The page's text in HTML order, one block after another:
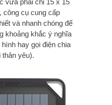
vừa phải chỉ 15 x 15
công cụ cung cấp
và nhanh chóng để
khoảng khắc ý nghĩa
hay gọi điện chia
yêu).